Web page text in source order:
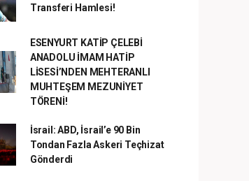
Transferi Hamlesi!
ESENYURT KATİP ÇELEBİ
ANADOLU İMAM HATİP
LİSESİ’NDEN MEHTERANLI
MUHTEŞEM MEZUNİYET
TÖRENİ!
İsrail: ABD, İsrail’e 90 Bin
Tondan Fazla Askeri Teçhizat
Gönderdi